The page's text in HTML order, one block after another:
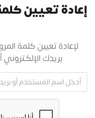
إعادة تعيين
لإعادة تعيين كلمة
بريدك